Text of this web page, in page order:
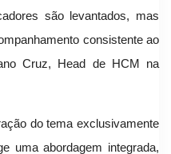
são levantados, mas
consistente ao
Cruz, Head de HCM na
do tema exclusivamente
uma abordagem integrada,